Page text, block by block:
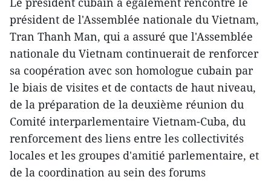
président de l'Assemblée nationale du Vietnam,
Tran Thanh Man, qui a assuré que l'Assemblée
nationale du Vietnam continuerait de renforcer
sa coopération avec son homologue cubain par
le biais de visites et de contacts de haut niveau,
de la préparation de la deuxième réunion du
Comité interparlementaire Vietnam-Cuba, du
renforcement des liens entre les collectivités
locales et les groupes d'amitié parlementaire, et
de la coordination au sein des forums